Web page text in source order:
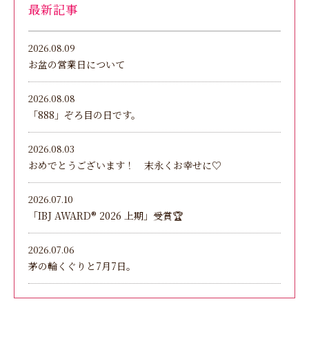
最新記事
2026.08.09
お盆の営業日について
2026.08.08
「888」ぞろ目の日です。
2026.08.03
おめでとうございます！ 末永くお幸せに♡
2026.07.10
「IBJ AWARD®︎ 2026 上期」受賞🏆
2026.07.06
茅の輪くぐりと7月7日。